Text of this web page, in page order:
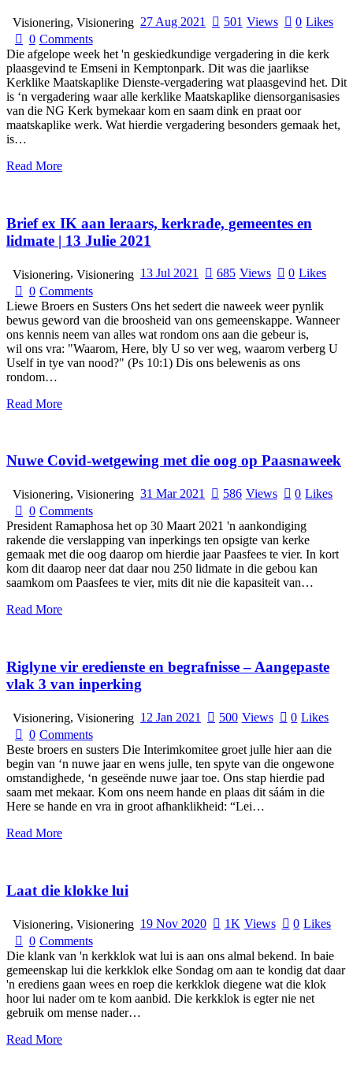
Visionering, Visionering 27 Aug 2021 501 Views 0 Likes
0 Comments
Die afgelope week het 'n geskiedkundige vergadering in die kerk
plaasgevind te Emseni in Kemptonpark. Dit was die jaarlikse
Kerklike Maatskaplike Dienste-vergadering wat plaasgevind het. Dit
is ‘n vergadering waar alle kerklike Maatskaplike diensorganisasies
van die NG Kerk bymekaar kom en saam dink en praat oor
maatskaplike werk. Wat hierdie vergadering besonders gemaak het,
is…
Read More
Brief ex IK aan leraars, kerkrade, gemeentes en
lidmate | 13 Julie 2021
Visionering, Visionering 13 Jul 2021 685 Views 0 Likes
0 Comments
Liewe Broers en Susters Ons het sedert die naweek weer pynlik
bewus geword van die broosheid van ons gemeenskappe. Wanneer
ons kennis neem van alles wat rondom ons aan die gebeur is,
wil ons vra: "Waarom, Here, bly U so ver weg, waarom verberg U
Uself in tye van nood?" (Ps 10:1) Dis ons belewenis as ons
rondom…
Read More
Nuwe Covid-wetgewing met die oog op Paasnaweek
Visionering, Visionering 31 Mar 2021 586 Views 0 Likes
0 Comments
President Ramaphosa het op 30 Maart 2021 'n aankondiging
rakende die verslapping van inperkings ten opsigte van kerke
gemaak met die oog daarop om hierdie jaar Paasfees te vier. In kort
kom dit daarop neer dat daar nou 250 lidmate in die gebou kan
saamkom om Paasfees te vier, mits dit nie die kapasiteit van…
Read More
Riglyne vir eredienste en begrafnisse – Aangepaste
vlak 3 van inperking
Visionering, Visionering 12 Jan 2021 500 Views 0 Likes
0 Comments
Beste broers en susters Die Interimkomitee groet julle hier aan die
begin van ‘n nuwe jaar en wens julle, ten spyte van die ongewone
omstandighede, ‘n geseënde nuwe jaar toe. Ons stap hierdie pad
saam met mekaar. Kom ons neem hande en plaas dit sáám in die
Here se hande en vra in groot afhanklikheid: “Lei…
Read More
Laat die klokke lui
Visionering, Visionering 19 Nov 2020 1K Views 0 Likes
0 Comments
Die klank van 'n kerkklok wat lui is aan ons almal bekend. In baie
gemeenskap lui die kerkklok elke Sondag om aan te kondig dat daar
'n erediens gaan wees en roep die kerkklok diegene wat die klok
hoor lui nader om te kom aanbid. Die kerkklok is egter nie net
gebruik om mense nader…
Read More